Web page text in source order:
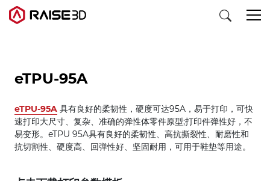
3D打印机
软件
材料
eTPU-95A
eTPU-95A 具有良好的柔韧性，硬度可达95A，易于打印，可快
速打印大尺寸、复杂、准确的弹性体零件原型;打印件弹性好，不
易变形。eTPU 95A具有良好的柔韧性、高抗撕裂性、耐磨性和
抗切割性、硬度高、回弹性好、坚固耐用，可用于鞋垫等用途。